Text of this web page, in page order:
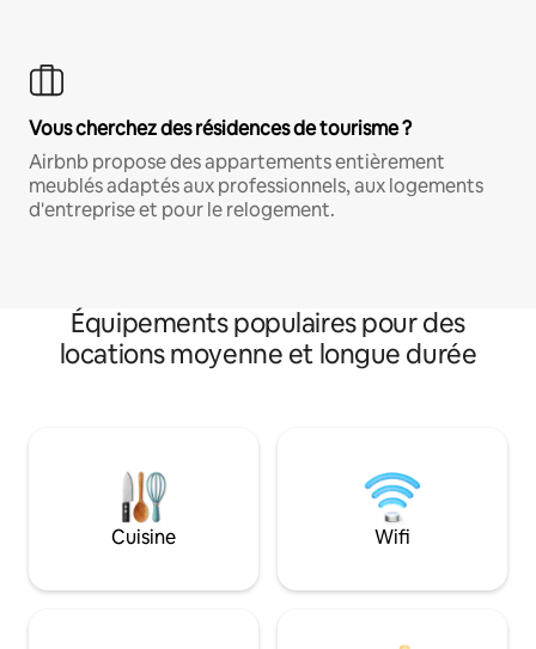
Vous cherchez des résidences de tourisme ?
Airbnb propose des appartements entièrement
meublés adaptés aux professionnels, aux logements
d'entreprise et pour le relogement.
Équipements populaires pour des
locations moyenne et longue durée
Cuisine Wifi